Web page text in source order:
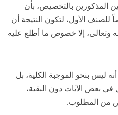
المذكورين بالتخصيص، بأن
الأول، لتكون النتيجة أن
وتعالى، إلا خصوص ما أطلع عليه
ليس بنحو الموجبة الكلية، بل
في بعض الآيات دون البقية،
من المطلوب.